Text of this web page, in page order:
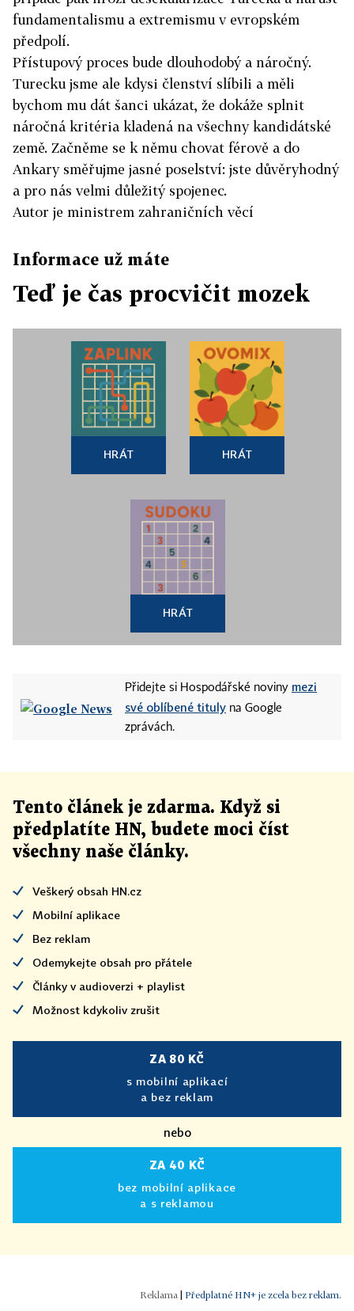
fundamentalismu a extremismu v evropském
předpolí.
Přístupový proces bude dlouhodobý a náročný.
Turecku jsme ale kdysi členství slíbili a měli
bychom mu dát šanci ukázat, že dokáže splnit
náročná kritéria kladená na všechny kandidátské
země. Začněme se k němu chovat férově a do
Ankary směřujme jasné poselství: jste důvěryhodný
a pro nás velmi důležitý spojenec.
Autor je ministrem zahraničních věcí
Informace už máte
Teď je čas procvičit mozek
HRÁT HRÁT
HRÁT
Přidejte si Hospodářské noviny mezi
své oblíbené tituly na Google
zprávách.
Tento článek je zdarma. Když si
předplatíte HN, budete moci číst
všechny naše články.
Veškerý obsah HN.cz
Mobilní aplikace
Bez reklam
Odemykejte obsah pro přátele
Články v audioverzi + playlist
Možnost kdykoliv zrušit
ZA 80 KČ
s mobilní aplikací
a bez reklam
nebo
ZA 40 KČ
bez mobilní aplikace
a s reklamou
Předplatné HN+ je zcela bez reklam.